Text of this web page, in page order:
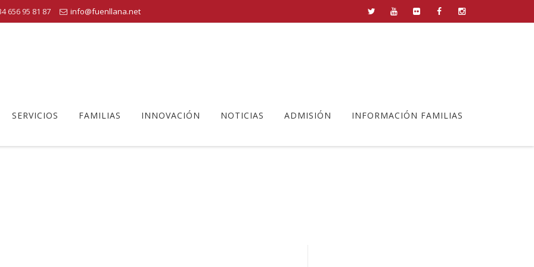
656 95 81 87 info@fuenllana.net
SERVICIOS FAMILIAS INNOVACIÓN NOTICIAS ADMISIÓN INFORMACIÓN FAMILIAS